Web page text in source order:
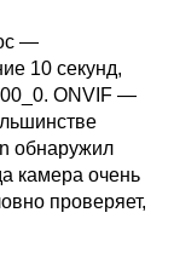
—
10 секунд,
ONVIF —
обнаружил
камера очень
проверяет,